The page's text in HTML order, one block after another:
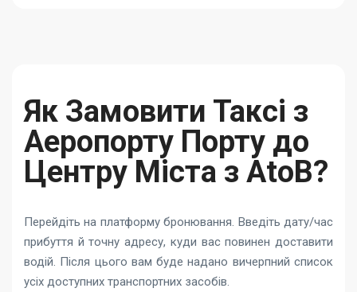
Як Замовити Таксі з
Аеропорту Порту до
Центру Міста з AtoB?
Перейдіть на платформу бронювання. Введіть дату/час
прибуття й точну адресу, куди вас повинен доставити
водій. Після цього вам буде надано вичерпний список
усіх доступних транспортних засобів.